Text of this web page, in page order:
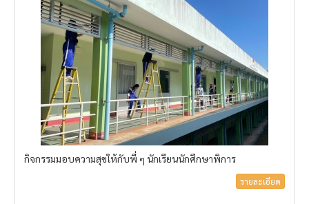
กิจกรรมมอบความสุขให้กับพี่ ๆ นักเรียนนักศึกษาพิการ
รายละเอียด